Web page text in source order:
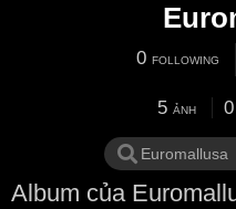
0 FOLLOWING
5 ẢNH 0
Album của